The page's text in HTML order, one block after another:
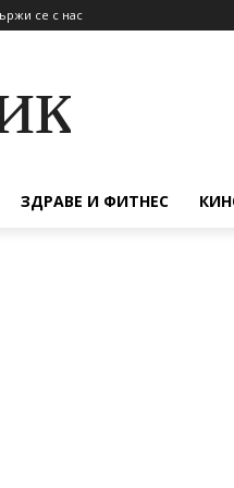
се с нас
ЗДРАВЕ И ФИТНЕС